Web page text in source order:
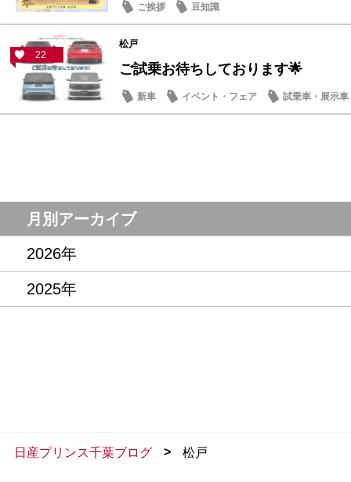
ご挨拶 豆知識
22
松戸
ご試乗お待ちしております🌟
新車 イベント・フェア 試乗車・展示車
月別アーカイブ
2026年
2025年
日産プリンス千葉ブログ > 松戸